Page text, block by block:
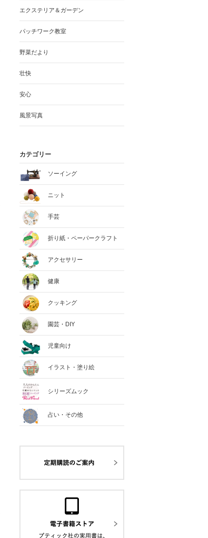
エクステリア＆ガーデン
パッチワーク教室
野菜だより
壮快
安心
風景写真
カテゴリー
ソーイング
ニット
手芸
折り紙・ペーパークラフト
アクセサリー
健康
クッキング
園芸・DIY
児童向け
イラスト・塗り絵
シリーズムック
占い・その他